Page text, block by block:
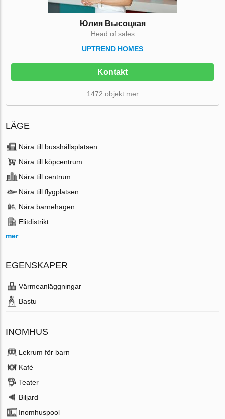
Юлия Высоцкая
Head of sales
UPTREND HOMES
Kontakt
1472 objekt mer
LÄGE
Nära till busshållsplatsen
Nära till köpcentrum
Nära till centrum
Nära till flygplatsen
Nära barnehagen
Elitdistrikt
mer
EGENSKAPER
Värmeanläggningar
Bastu
INOMHUS
Lekrum för barn
Kafé
Teater
Biljard
Inomhuspool